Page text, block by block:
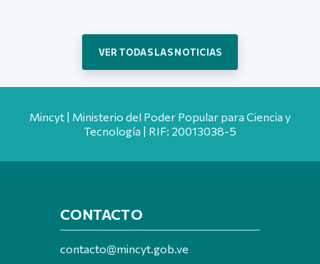
VER TODAS LAS NOTICIAS
Mincyt | Ministerio del Poder Popular para Ciencia y
Tecnología | RIF: 20013038-5
CONTACTO
contacto@mincyt.gob.ve